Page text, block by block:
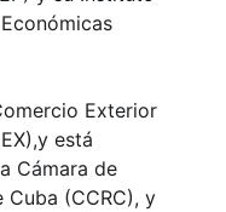
Exterior
está
Cámara de
Cuba (CCRC), y